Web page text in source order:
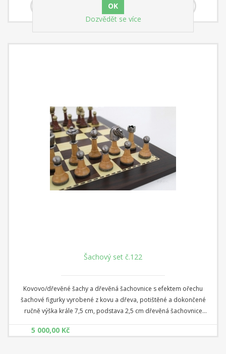
Šachový set č.122
Kovovo/dřevěné šachy a dřevěná šachovnice s efektem ořechu
šachové figurky vyrobené z kovu a dřeva, potištěné a dokončené
ručně výška krále 7,5 cm, podstava 2,5 cm dřevěná šachovnice
5 000,00 Kč
Dozvědět se více